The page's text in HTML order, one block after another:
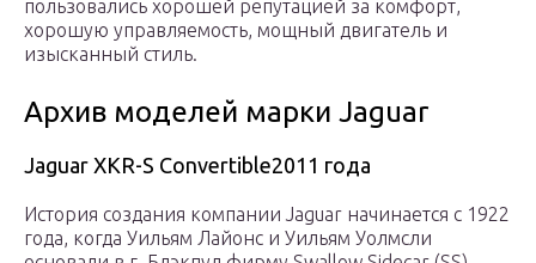
пользовались хорошей репутацией за комфорт,
хорошую управляемость, мощный двигатель и
изысканный стиль.
Архив моделей марки Jaguar
Jaguar XKR-S Convertible2011 года
История создания компании Jaguar начинается с 1922
года, когда Уильям Лайонс и Уильям Уолмсли